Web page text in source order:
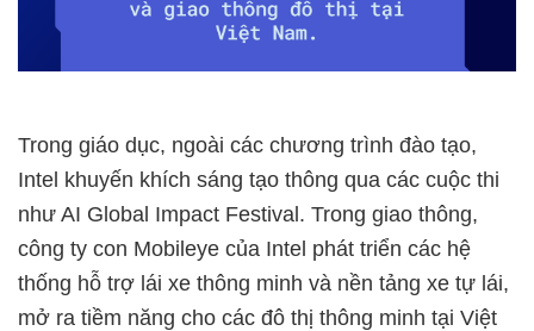
Trong giáo dục, ngoài các chương trình đào tạo,
Intel khuyến khích sáng tạo thông qua các cuộc thi
như AI Global Impact Festival. Trong giao thông,
công ty con Mobileye của Intel phát triển các hệ
thống hỗ trợ lái xe thông minh và nền tảng xe tự lái,
mở ra tiềm năng cho các đô thị thông minh tại Việt